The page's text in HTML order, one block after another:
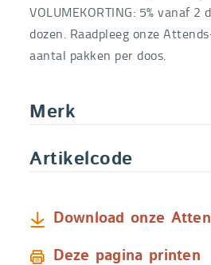
VOLUMEKORTING: 5% vanaf 2
dozen. Raadpleeg onze
aantal pakken per doos.
Merk
Artikelcode
Download onze
Deze pagina printen